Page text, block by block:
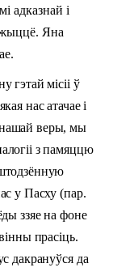
адказнай і
жыццё. Яна
гэтай місіі ў
нас атачае і
веры, мы
з памяццю
у Пасху (пар.
ззяе на фоне
прасіць.
дакрануўся да